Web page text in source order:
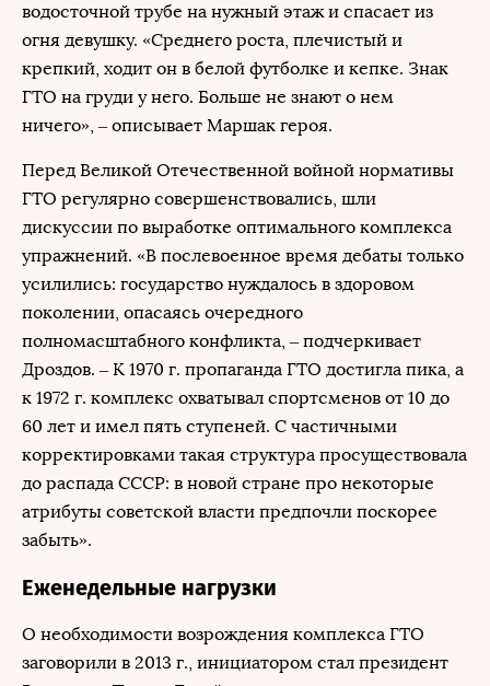
водосточной трубе на нужный этаж и спасает из
огня девушку. «Среднего роста, плечистый и
крепкий, ходит он в белой футболке и кепке. Знак
ГТО на груди у него. Больше не знают о нем
ничего», – описывает Маршак героя.
Перед Великой Отечественной войной нормативы
ГТО регулярно совершенствовались, шли
дискуссии по выработке оптимального комплекса
упражнений. «В послевоенное время дебаты только
усилились: государство нуждалось в здоровом
поколении, опасаясь очередного
полномасштабного конфликта, – подчеркивает
Дроздов. – К 1970 г. пропаганда ГТО достигла пика, а
к 1972 г. комплекс охватывал спортсменов от 10 до
60 лет и имел пять ступеней. С частичными
корректировками такая структура просуществовала
до распада СССР: в новой стране про некоторые
атрибуты советской власти предпочли поскорее
забыть».
Еженедельные нагрузки
О необходимости возрождения комплекса ГТО
заговорили в 2013 г., инициатором стал президент